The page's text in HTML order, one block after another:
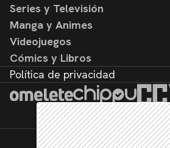
Noticias
Reseñas
Series y Televisión
Noticias
Reseñas
Manga y Animes
Noticias
Reseñas
Videojuegos
Noticias
Reseñas
Cómics y Libros
Noticias
Reseñas
Política de privacidad